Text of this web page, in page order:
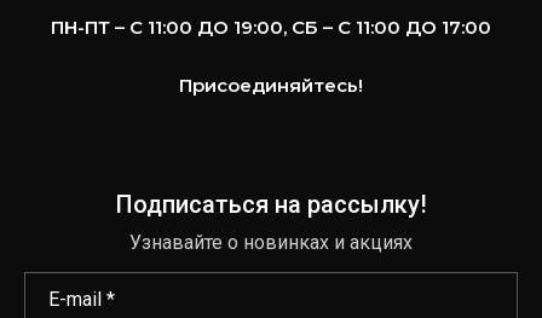
ПН-ПТ – С 11:00 ДО 19:00, СБ – С 11:00 ДО 17:00
Подписаться на рассылку!
Узнавайте о новинках и акциях
Присоединяйтесь!